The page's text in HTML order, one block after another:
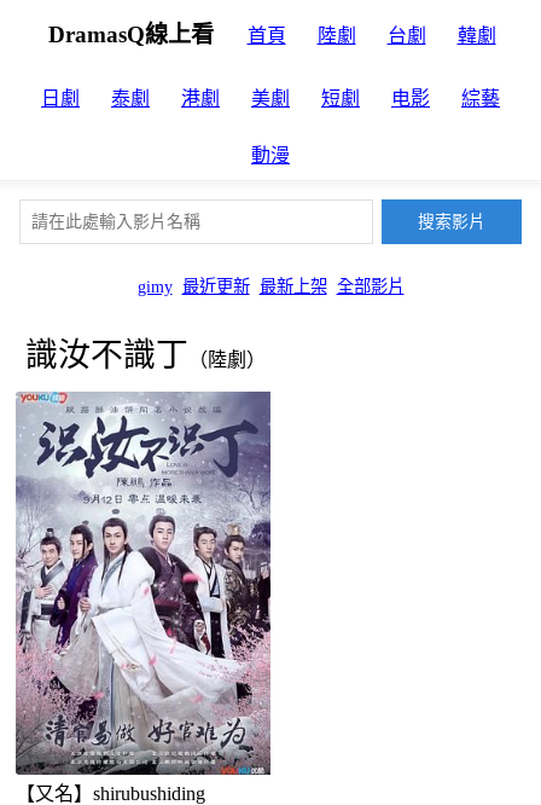
DramasQ線上看 首頁 陸劇 台劇 韓劇
日劇 泰劇 港劇 美劇 短劇 电影 綜藝
動漫
gimy 最近更新 最新上架 全部影片
識汝不識丁 （陸劇）
【又名】shirubushiding